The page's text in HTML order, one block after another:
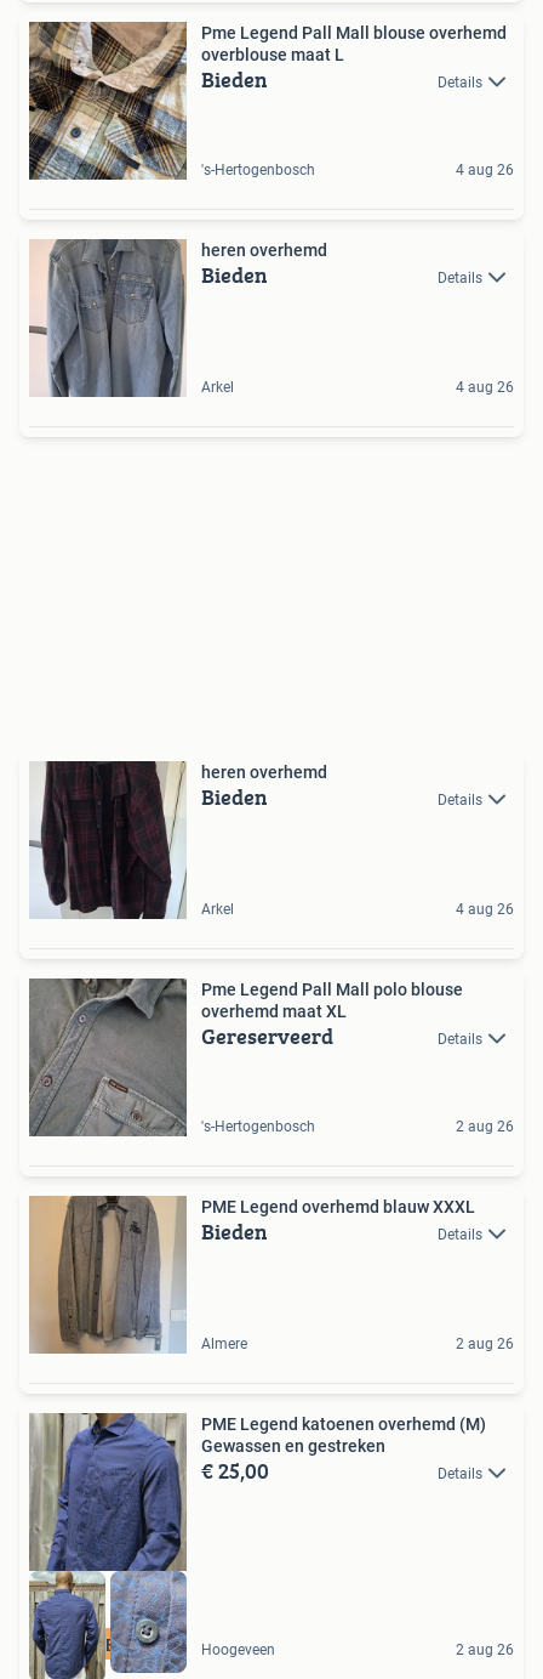
Pme Legend Pall Mall blouse overhemd
overblouse maat L
Bieden Details
's-Hertogenbosch 4 aug 26
heren overhemd
Bieden Details
Arkel 4 aug 26
heren overhemd
Bieden Details
Arkel 4 aug 26
Pme Legend Pall Mall polo blouse
overhemd maat XL
Gereserveerd Details
's-Hertogenbosch 2 aug 26
PME Legend overhemd blauw XXXL
Bieden Details
Almere 2 aug 26
PME LEGEND
PME Legend katoenen overhemd (M)
Gewassen en gestreken
€ 25,00 Details
Hoogeveen 2 aug 26